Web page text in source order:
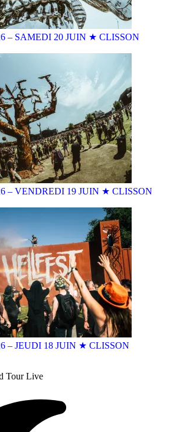
– SAMEDI 20 JUIN ★ CLISSON
– VENDREDI 19 JUIN ★ CLISSON
– JEUDI 18 JUIN ★ CLISSON
Tour Live